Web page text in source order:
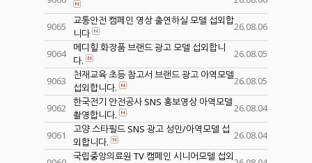
9065
교통안전 캠페인 영상 출연하실 모델 섭외합
니다
26.08.06
9064
메디힐 화장품 브랜드 광고 모델 섭외합니
다.
26.08.05
9063
천재교육 초등 참고서 브랜드 광고 아역모델
섭외합니다.
26.08.05
9062 한국전기 안전공사 SNS 홍보영상 아역모델
촬영합니다.
26.08.04
9061
고양 스타필드 SNS 광고 성인/아역모델 섭
외합니다.
26.08.04
국립중앙의료원 TV 캠페인 시니어모델 섭외